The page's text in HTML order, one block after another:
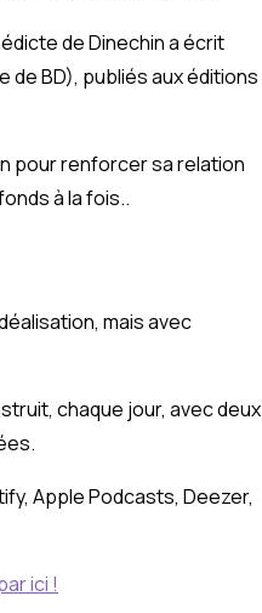
de Dinechin a écrit
BD), publiés aux éditions
pour renforcer sa relation
à la fois..
mais avec
chaque jour, avec deux
Apple Podcasts, Deezer,
ici !